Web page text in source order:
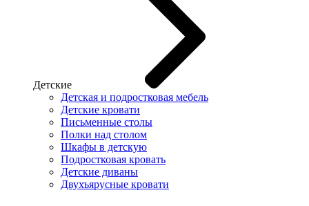
Детские
Детская и подростковая мебель
Детские кровати
Письменные столы
Полки над столом
Шкафы в детскую
Подростковая кровать
Детские диваны
Двухъярусные кровати